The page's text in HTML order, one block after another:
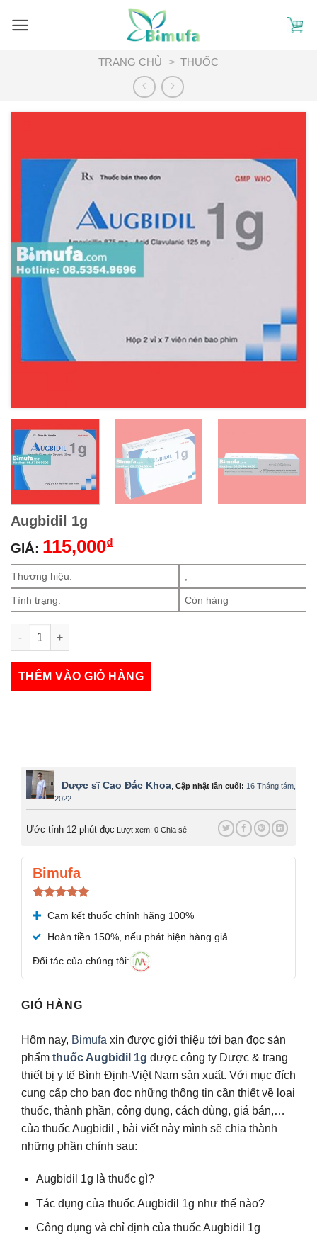
TRANG CHỦ
> THUỐC
Augbidil 1g
GIÁ: 115,000₫
Thương hiệu: ,
Tình trạng: Còn hàng
THÊM VÀO GIỎ HÀNG
Dược sĩ Cao Đắc Khoa Cập nhật lần cuối: 16 Tháng tám,
2022
Ước tính 12 phút đọc Lượt xem: 0 Chia sẻ
Bimufa
Được xếp
hạng5.00
5 sao
Cam kết thuốc chính hãng 100%
Hoàn tiền 150%, nếu phát hiện hàng giả
Đối tác của chúng tôi:
GIỎ HÀNG
Hôm nay, Bimufa xin được giới thiệu tới bạn đọc sản
phẩm thuốc Augbidil 1g được công ty Dược & trang
thiết bị y tế Bình Định-Việt Nam sản xuất. Với mục đích
cung cấp cho bạn đọc những thông tin cần thiết về loại
thuốc, thành phần, công dụng, cách dùng, giá bán,…
của thuốc Augbidil , bài viết này mình sẽ chia thành
những phần chính sau:
Augbidil 1g là thuốc gì?
Tác dụng của thuốc Augbidil 1g như thế nào?
Công dụng và chỉ định của thuốc Augbidil 1g